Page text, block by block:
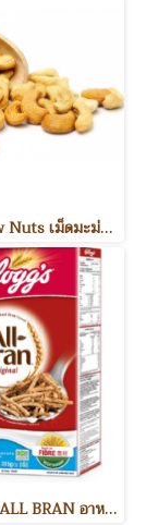
Half Cashew Nuts เม็ดมะม่วงหิมพานต์แบ่งครึ่ง
KELLOGG’S ALL BRAN อาหารเช้า